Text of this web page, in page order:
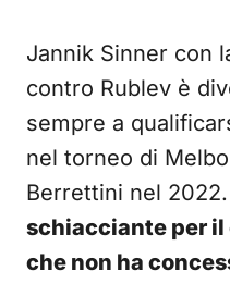
Jannik Sinner con
contro Rublev è
sempre a
nel torneo di
Berrettini nel 2022.
schiacciante per
che non ha